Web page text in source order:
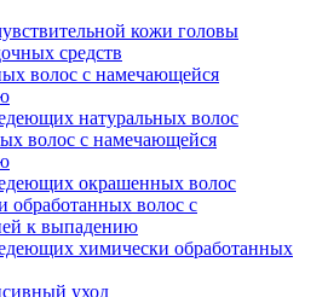
кожи головы
средств
волос с намечающейся
натуральных волос
волос с намечающейся
окрашенных волос
обработанных волос с
к выпадению
химически обработанных
уход